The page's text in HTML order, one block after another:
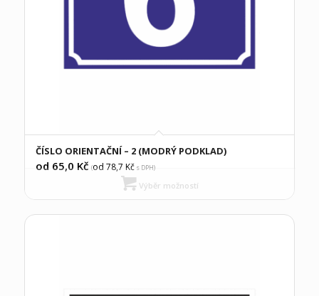
ČÍSLO ORIENTAČNÍ – 2 (MODRÝ PODKLAD)
od 65,0 Kč (od 78,7 Kčs DPH)
Výběr možností